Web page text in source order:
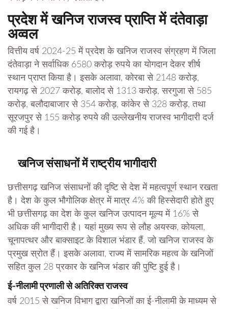
प्रदेश में खनिज राजस्व प्राप्ति में दंतेवाड़ा
अव्वल
वित्तीय वर्ष 2024-25 में प्रदेश के खनिज राजस्व संग्रहण में जिला
दंतेवाड़ा ने सर्वाधिक 6580 करोड़ रुपये का योगदान देकर शीर्ष
स्थान प्राप्त किया है। इसके अलावा, कोरबा से 2148 करोड़,
रायगढ़ से 2027 करोड़, बालोद से 1313 करोड़, सरगुजा से 585
करोड़, बलौदाबाजार से 354 करोड़, कांकेर से 328 करोड़, तथा
सूरजपुर से 155 करोड़ रुपये की उल्लेखनीय राजस्व भागीदारी दर्ज
की गई है।
खनिज संसाधनों में राष्ट्रीय भागीदारी
छत्तीसगढ़ खनिज संसाधनों की दृष्टि से देश में महत्वपूर्ण स्थान रखता
है। देश के कुल भौगोलिक क्षेत्र में मात्र 4% की हिस्सेदारी होते हुए
भी छत्तीसगढ़ का देश के कुल खनिज उत्पादन मूल्य में 16% से
अधिक की भागीदारी है। यहां मुख्य रूप से लौह अयस्क, कोयला,
चूनापत्थर और बाक्साइट के विशाल भंडार हैं, जो खनिज राजस्व के
प्रमुख स्रोत हैं। इसके अलावा, राज्य में सामरिक महत्व के खनिजों
सहित कुल 28 प्रकार के खनिज भंडार की पुष्टि हुई है।
ई-नीलामी प्रणाली से अतिरिक्त राजस्व
वर्ष 2015 से खनिज विभाग द्वारा खनिजों का ई-नीलामी के माध्यम से